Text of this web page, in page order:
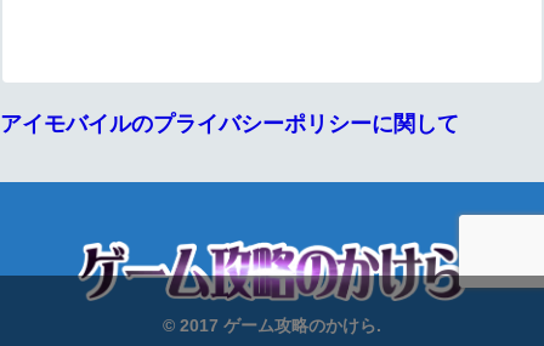
アイモバイルのプライバシーポリシーに関して
© 2017 ゲーム攻略のかけら.